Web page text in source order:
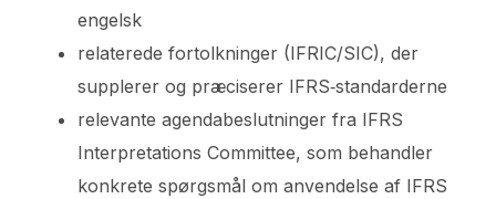
engelsk
relaterede fortolkninger (IFRIC/SIC), der
supplerer og præciserer IFRS‑standarderne
relevante agendabeslutninger fra IFRS
Interpretations Committee, som behandler
konkrete spørgsmål om anvendelse af IFRS